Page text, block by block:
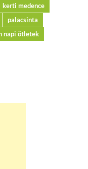
kerti medence
palacsinta
napi ötletek